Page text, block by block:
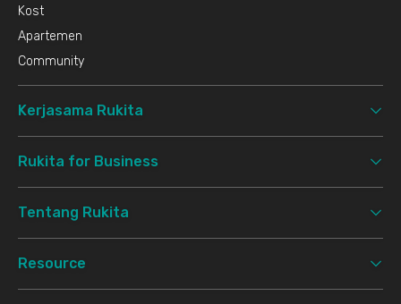
Kost
Apartemen
Community
Kerjasama Rukita
Rukita for Business
Tentang Rukita
Resource